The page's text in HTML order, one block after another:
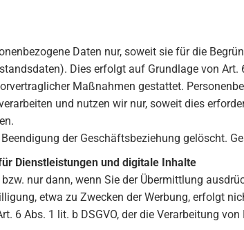
Daten nur, soweit sie für die
Dies erfolgt auf Grundlage von Art.
Maßnahmen gestattet.
und nutzen wir nur, soweit dies
der Geschäftsbeziehung gelöscht.
Dienstleistungen und digitale Inhalte
nur dann, wenn Sie der Übermittlung
etwa zu Zwecken der Werbung, erfolgt
6 Abs. 1 lit. b DSGVO, der die Verarbeitung